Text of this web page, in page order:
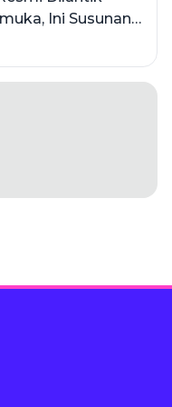
Ini Susunan